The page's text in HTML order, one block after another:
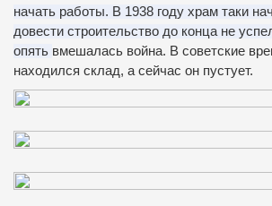
начать работы. В 1938 году храм таки
довести строительство до конца не
опять вмешалась война. В советские
находился склад, а сейчас он пустует.